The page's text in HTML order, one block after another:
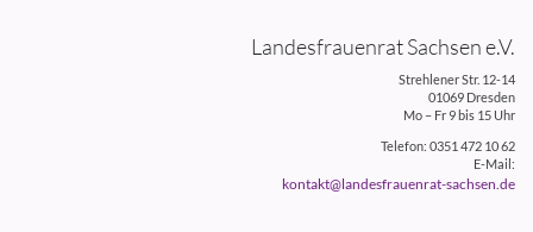
Landesfrauenrat Sachsen e.V.
Strehlener Str. 12-14
01069 Dresden
Mo – Fr 9 bis 15 Uhr
Telefon: 0351 472 10 62
E-Mail:
kontakt@landesfrauenrat-sachsen.de